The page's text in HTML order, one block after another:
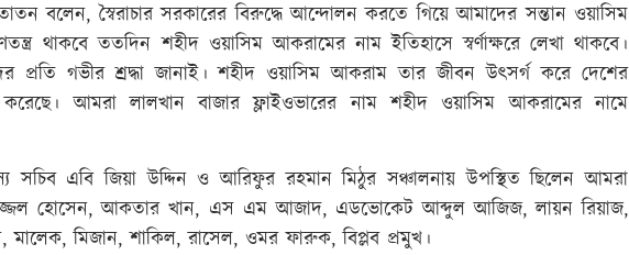
বলেন, স্বৈরাচার সরকারের বিরুদ্ধে আন্দোলন করতে গিয়ে আমাদের সন্তান ওয়াসিম
থাকবে ততদিন শহীদ ওয়াসিম আকরামের নাম ইতিহাসে স্বর্ণাক্ষরে লেখা থাকবে।
প্রতি গভীর শ্রদ্ধা জানাই। শহীদ ওয়াসিম আকরাম তার জীবন উৎসর্গ করে দেশের
আমরা লালখান বাজার ফ্লাইওভারের নাম শহীদ ওয়াসিম আকরামের নামে
সচিব এবি জিয়া উদ্দিন ও আরিফুর রহমান মিঠুর সঞ্চালনায় উপস্থিত ছিলেন আমরা
হোসেন, আকতার খান, এস এম আজাদ, এডভোকেট আব্দুল আজিজ, লায়ন রিয়াজ,
মিজান, শাকিল, রাসেল, ওমর ফারুক, বিপ্লব প্রমুখ।